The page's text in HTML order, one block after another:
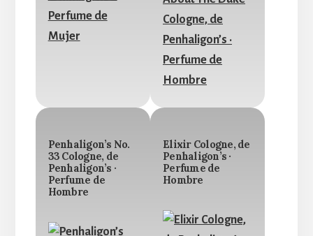
Penhaligon’s No.
33 Cologne, de
Penhaligon’s ·
Perfume de
Hombre
Elixir Cologne, de
Penhaligon’s ·
Perfume de
Hombre